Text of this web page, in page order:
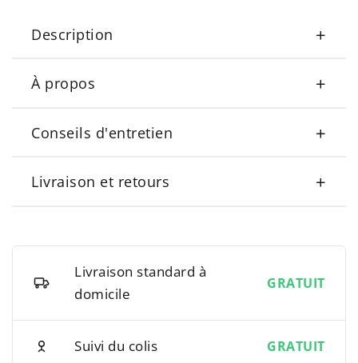
Description +
À propos +
Conseils d'entretien +
Livraison et retours +
Livraison standard à
domicile
GRATUIT
Suivi du colis GRATUIT